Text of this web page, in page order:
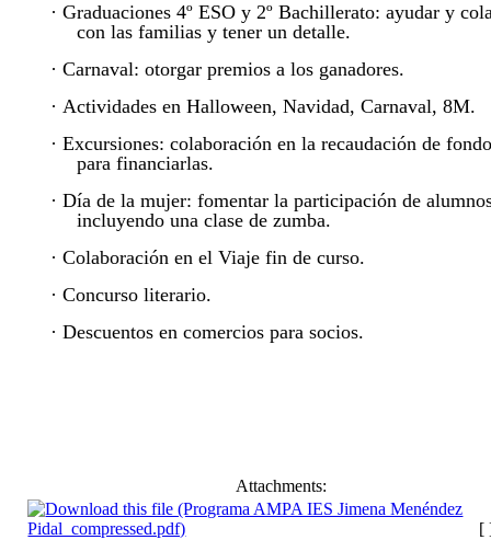
· Graduaciones 4º ESO y 2º Bachillerato: ayudar y
con las familias y tener un detalle.
· Carnaval: otorgar premios a los ganadores.
· Actividades en Halloween, Navidad, Carnaval, 8M.
· Excursiones: colaboración en la recaudación de
para financiarlas.
· Día de la mujer: fomentar la participación de
incluyendo una clase de zumba.
· Colaboración en el Viaje fin de curso.
· Concurso literario.
· Descuentos en comercios para socios.
Attachments:
[